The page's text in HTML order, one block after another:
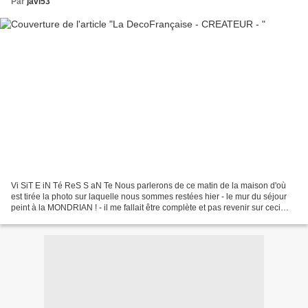
Vi SiT E iN Té ReS S aN Te Nous parlerons de ce matin de la maison d'où
est tirée la photo sur laquelle nous sommes restées hier - le mur du séjour
peint à la MONDRIAN ! - il me fallait être complète et pas revenir sur ceci